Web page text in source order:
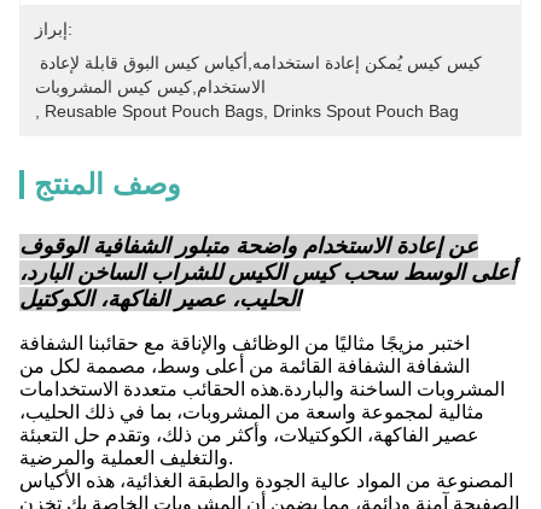
إبراز:
الاستخدام,كيس كيس المشروبات
Reusable Spout Pouch Bags Drinks Spout Pouch Bag
وصف المنتج
عن إعادة الاستخدام واضحة متبلور الشفافية الوقوف
أعلى الوسط سحب كيس الكيس للشراب الساخن البارد،
الحليب، عصير الفاكهة، الكوكتيل
اختبر مزيجًا مثاليًا من الوظائف والإناقة مع حقائبنا الشفافة
الشفافة الشفافة القائمة من أعلى وسط، مصممة لكل من
المشروبات الساخنة والباردة.هذه الحقائب متعددة الاستخدامات
مثالية لمجموعة واسعة من المشروبات، بما في ذلك الحليب،
عصير الفاكهة، الكوكتيلات، وأكثر من ذلك، وتقدم حل التعبئة
والتغليف العملية والمرضية.
المصنوعة من المواد عالية الجودة والطبقة الغذائية، هذه الأكياس
الصفيحة آمنة ودائمة، مما يضمن أن المشروبات الخاصة بك تخزن